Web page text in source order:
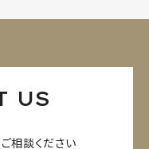
US
相談ください